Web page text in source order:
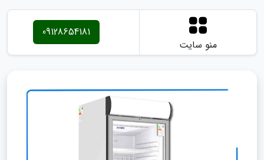
منو سایت
09128654181